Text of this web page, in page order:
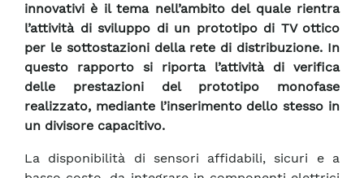
innovativi è il tema nell’ambito del quale rientra
l’attività di sviluppo di un prototipo di TV ottico
per le sottostazioni della rete di distribuzione. In
questo rapporto si riporta l’attività di verifica
delle prestazioni del prototipo monofase
realizzato, mediante l’inserimento dello stesso in
un divisore capacitivo.
La disponibilità di sensori affidabili, sicuri e a